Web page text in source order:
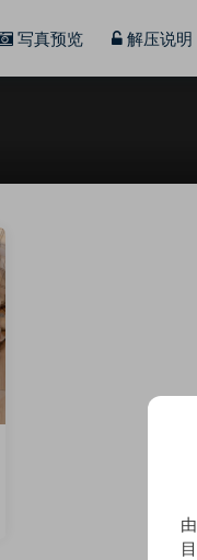
写真预览 解压说明